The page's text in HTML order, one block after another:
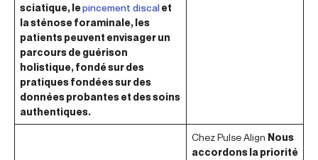
sciatique, lepincement discalet
la sténose foraminale, les
patients peuvent envisager un
parcours de guérison
holistique, fondé sur des
pratiques fondées sur des
données probantes et des soins
authentiques.
Chez Pulse Align Nous
accordons la priorité